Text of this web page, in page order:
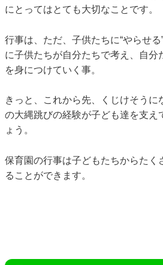
にとってはとても大切なことです。
行事は、ただ、子供たちに“やらせ
に子供たちが自分たちで考え、自分
を身につけていく事。
きっと、これから先、くじけそうに
の大縄跳びの経験が子ども達を支え
ょう。
保育園の行事は子どもたちからたく
ることができます。